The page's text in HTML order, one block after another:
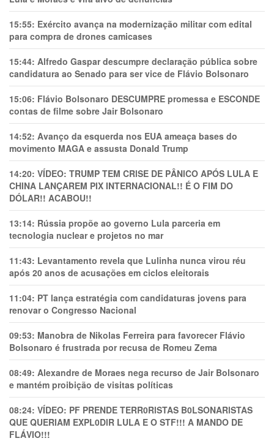
15:55: Exército avança na modernização militar com edital
para compra de drones camicases
15:44: Alfredo Gaspar descumpre declaração pública sobre
candidatura ao Senado para ser vice de Flávio Bolsonaro
15:06: Flávio Bolsonaro DESCUMPRE promessa e ESCONDE
contas de filme sobre Jair Bolsonaro
14:52: Avanço da esquerda nos EUA ameaça bases do
movimento MAGA e assusta Donald Trump
14:20: VÍDEO: TRUMP TEM CRlSE DE PÂNlCO APÓS LULA E
CHINA LANÇAREM PIX INTERNACIONAL!! É O FIM DO
DÓLAR!! ACABOU!!
13:14: Rússia propõe ao governo Lula parceria em
tecnologia nuclear e projetos no mar
11:43: Levantamento revela que Lulinha nunca virou réu
após 20 anos de acusações em ciclos eleitorais
11:04: PT lança estratégia com candidaturas jovens para
renovar o Congresso Nacional
09:53: Manobra de Nikolas Ferreira para favorecer Flávio
Bolsonaro é frustrada por recusa de Romeu Zema
08:49: Alexandre de Moraes nega recurso de Jair Bolsonaro
e mantém proibição de visitas políticas
08:24: VÍDEO: PF PRENDE TERR0RlSTAS B0LSONARlSTAS
QUE QUERIAM EXPL0DlR LULA E O STF!!! A MANDO DE
FLÁVIO!!!